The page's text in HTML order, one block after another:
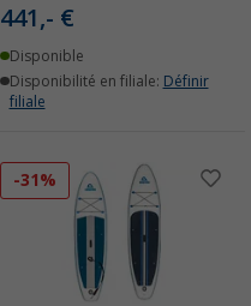
441,- €
Disponible
Disponibilité en filiale: Définir
filiale
-31%